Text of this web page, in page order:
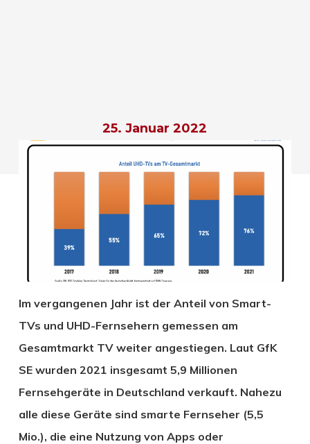
25. Januar 2022
Im vergangenen Jahr ist der Anteil von Smart-
TVs und UHD-Fernsehern gemessen am
Gesamtmarkt TV weiter angestiegen. Laut GfK
SE wurden 2021 insgesamt 5,9 Millionen
Fernsehgeräte in Deutschland verkauft. Nahezu
alle diese Geräte sind smarte Fernseher (5,5
Mio.), die eine Nutzung von Apps oder